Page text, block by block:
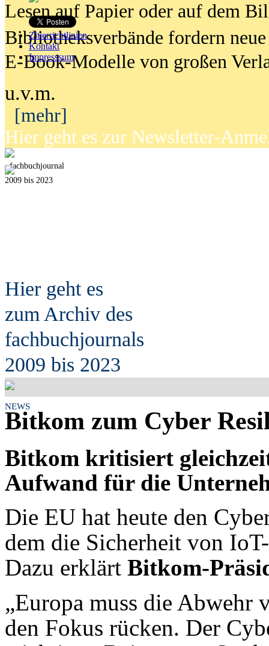
Zitierrichtlinien
Kontakt
Impresssum
Lesen auf Papier oder auf dem
Bibliotheksverbände fordern neue
E-Book-Modelle von großen
u.v.m.
[mehr]
Hier geht es zur Newsletter-
fachbuchjournal
2009 bis 2023
Hier geht es
zum Archiv des
fachbuchjournals
2009 bis 2023
NEWS
Bitkom zum Cyber
Bitkom kritisiert
Aufwand für die
Die EU hat heute den
dem die Sicherheit von
Dazu erklärt Bitkom-
„Europa muss die Abwehr
den Fokus rücken. Der